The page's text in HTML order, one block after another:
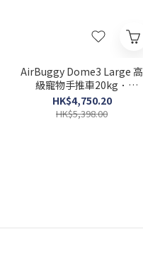
AirBuggy Dome3 Large 高
級寵物手推車20kg．
BLOSSOM
HK$4,750.20
HK$5,398.00